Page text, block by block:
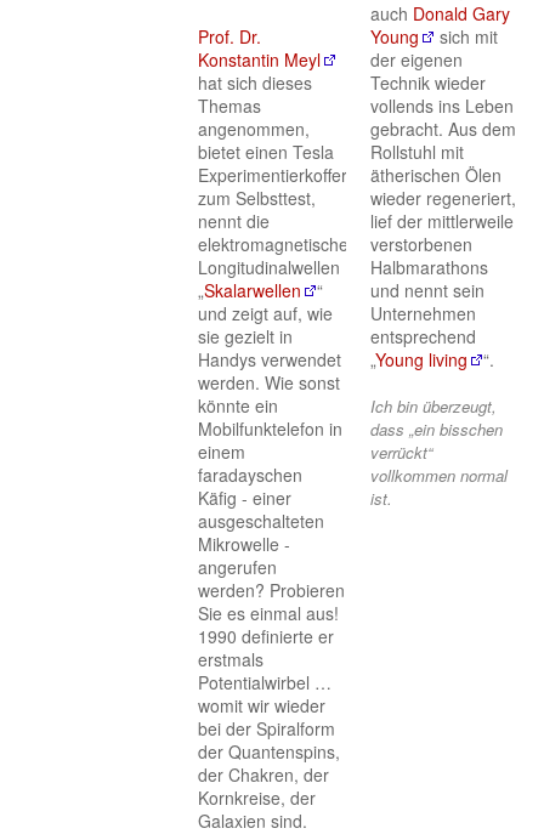
Prof. Dr.
Konstantin Meyl
hat sich dieses
Themas
angenommen,
bietet einen Tesla
Experimentierkoffer
zum Selbsttest,
nennt die
elektromagnetischen
Longitudinalwellen
„Skalarwellen
“
und zeigt auf, wie
sie gezielt in
Handys verwendet
werden. Wie sonst
könnte ein
Mobilfunktelefon in
einem
faradayschen
Käfig - einer
ausgeschalteten
Mikrowelle -
angerufen
werden? Probieren
Sie es einmal aus!
1990 definierte er
erstmals
Potentialwirbel …
womit wir wieder
bei der Spiralform
der Quantenspins,
der Chakren, der
Kornkreise, der
Galaxien sind.
auch Donald Gary
Young
sich mit
der eigenen
Technik wieder
vollends ins Leben
gebracht. Aus dem
Rollstuhl mit
ätherischen Ölen
wieder regeneriert,
lief der mittlerweile
verstorbenen
Halbmarathons
und nennt sein
Unternehmen
entsprechend
„Young living “.
Ich bin überzeugt,
dass „ein bisschen
verrückt“
vollkommen normal
ist.